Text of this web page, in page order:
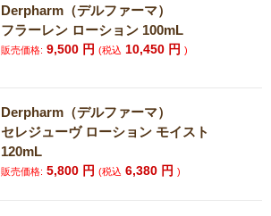
Derpharm（デルファーマ）
フラーレン ローション 100mL
販売価格: 9,500 円(税込 10,450 円)
Derpharm（デルファーマ）
セレジューヴ ローション モイスト
120mL
販売価格: 5,800 円(税込 6,380 円)